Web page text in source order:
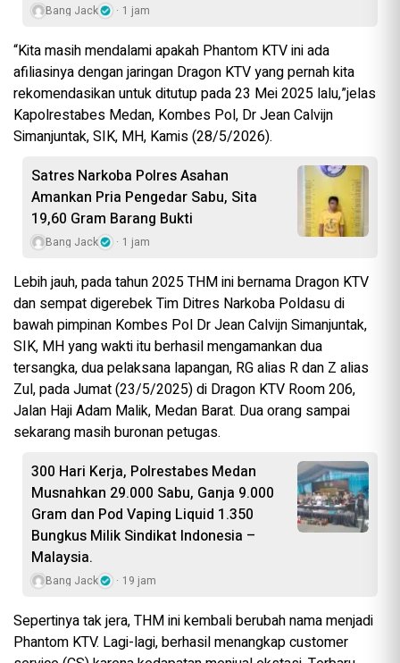
Bang Jack 1 jam
“Kita masih mendalami apakah Phantom KTV ini ada
afiliasinya dengan jaringan Dragon KTV yang pernah kita
rekomendasikan untuk ditutup pada 23 Mei 2025 lalu,”jelas
Kapolrestabes Medan, Kombes Pol, Dr Jean Calvijn
Simanjuntak, SIK, MH, Kamis (28/5/2026).
Satres Narkoba Polres Asahan
Amankan Pria Pengedar Sabu, Sita
19,60 Gram Barang Bukti
Bang Jack 1 jam
Lebih jauh, pada tahun 2025 THM ini bernama Dragon KTV
dan sempat digerebek Tim Ditres Narkoba Poldasu di
bawah pimpinan Kombes Pol Dr Jean Calvijn Simanjuntak,
SIK, MH yang wakti itu berhasil mengamankan dua
tersangka, dua pelaksana lapangan, RG alias R dan Z alias
Zul, pada Jumat (23/5/2025) di Dragon KTV Room 206,
Jalan Haji Adam Malik, Medan Barat. Dua orang sampai
sekarang masih buronan petugas.
300 Hari Kerja, Polrestabes Medan
Musnahkan 29.000 Sabu, Ganja 9.000
Gram dan Pod Vaping Liquid 1.350
Bungkus Milik Sindikat Indonesia –
Malaysia.
Bang Jack 19 jam
Sepertinya tak jera, THM ini kembali berubah nama menjadi
Phantom KTV. Lagi-lagi, berhasil menangkap customer